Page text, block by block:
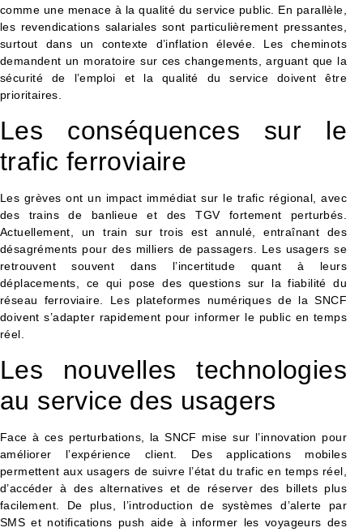
comme une menace à la qualité du service public. En parallèle,
les revendications salariales sont particulièrement pressantes,
surtout dans un contexte d’inflation élevée. Les cheminots
demandent un moratoire sur ces changements, arguant que la
sécurité de l’emploi et la qualité du service doivent être
prioritaires.
Les conséquences sur le
trafic ferroviaire
Les grèves ont un impact immédiat sur le trafic régional, avec
des trains de banlieue et des TGV fortement perturbés.
Actuellement, un train sur trois est annulé, entraînant des
désagréments pour des milliers de passagers. Les usagers se
retrouvent souvent dans l’incertitude quant à leurs
déplacements, ce qui pose des questions sur la fiabilité du
réseau ferroviaire. Les plateformes numériques de la SNCF
doivent s’adapter rapidement pour informer le public en temps
réel.
Les nouvelles technologies
au service des usagers
Face à ces perturbations, la SNCF mise sur l’innovation pour
améliorer l’expérience client. Des applications mobiles
permettent aux usagers de suivre l’état du trafic en temps réel,
d’accéder à des alternatives et de réserver des billets plus
facilement. De plus, l’introduction de systèmes d’alerte par
SMS et notifications push aide à informer les voyageurs des